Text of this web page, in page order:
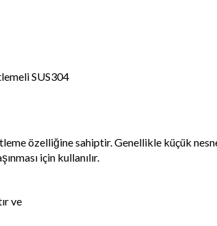
SUS304
özelliğine sahiptir. Genellikle küçük
için kullanılır.
ve